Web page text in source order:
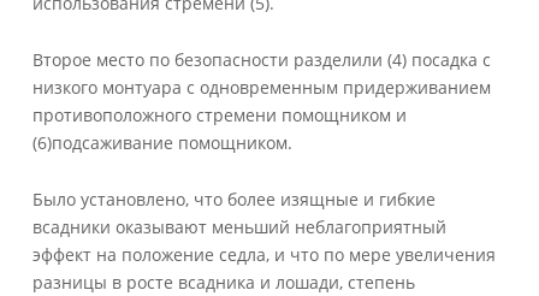
Второе место по безопасности разделили (4) посадка с
низкого монтуара с одновременным придерживанием
противоположного стремени помощником и
(6)подсаживание помощником.
Было установлено, что более изящные и гибкие
всадники оказывают меньший неблагоприятный
эффект на положение седла, и что по мере увеличения
разницы в росте всадника и лошади, степень